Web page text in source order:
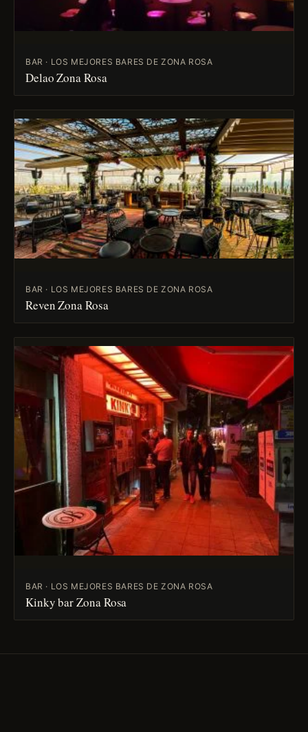
BAR · LOS MEJORES BARES DE ZONA ROSA
Delao Zona Rosa
BAR · LOS MEJORES BARES DE ZONA ROSA
Reven Zona Rosa
BAR · LOS MEJORES BARES DE ZONA ROSA
Kinky bar Zona Rosa